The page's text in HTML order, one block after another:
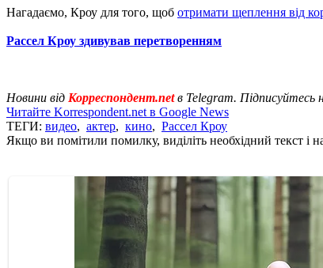
Нагадаємо, Кроу для того, щоб отримати щеплення від
Рассел Кроу здивував перетворенням
Новини від Корреспондент.netв Telegram. Підписуйтесь
Читайте Korrespondent.net в Google News
ТЕГИ: видео, актер, кино, Рассел Кроу
Якщо ви помітили помилку, виділіть необхідний текст і